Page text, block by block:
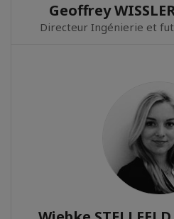
Geoffrey
Directeur Ingénierie et